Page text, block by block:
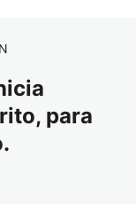
para